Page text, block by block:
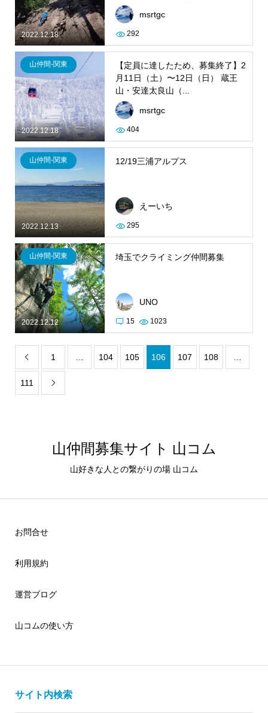
2022.12.18
msrtgc
292
2022.12.18
山仲間-関東
【定員に達したため、募集終了】2
月11日（土）〜12日（日） 蔵王
山・安達太良山（...
msrtgc
404
2022.12.13
山仲間-関東 12/19三浦アルプス
えーいち
295
2022.12.12
山仲間-関東 埼玉でクライミング仲間募集
UNO
15 1023
 1 104 105 106 107 108
111 
山仲間募集サイト 山コム
山好きな人との繋がりの場 山コム
お問合せ
利用規約
運営ブログ
山コムの使い方
サイト内検索